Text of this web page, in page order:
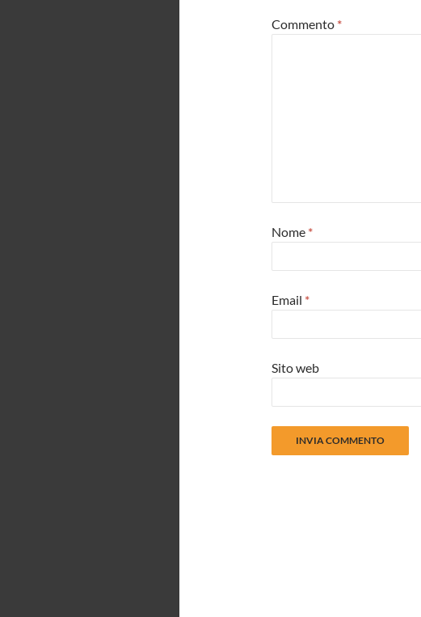
Commento *
Nome *
Email *
Sito web